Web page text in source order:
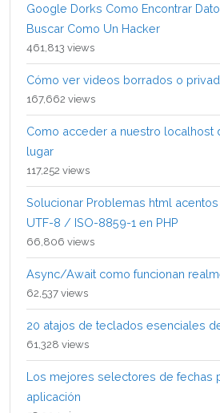
Google Dorks Como Encontrar
Buscar Como Un Hacker
461,813 views
Cómo ver videos borrados o
167,662 views
Como acceder a nuestro localhost
lugar
117,252 views
Solucionar Problemas html
UTF-8 / ISO-8859-1 en PHP
66,806 views
Async/Await como funcionan
62,537 views
20 atajos de teclados esenciales
61,328 views
Los mejores selectores de fechas
aplicación